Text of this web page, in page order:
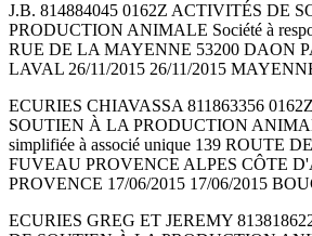
J.B. 814884045 0162Z ACTIVITÉS DE
PRODUCTION ANIMALE Société à
RUE DE LA MAYENNE 53200 DAON
LAVAL 26/11/2015 26/11/2015
ECURIES CHIAVASSA 811863356
SOUTIEN À LA PRODUCTION
simplifiée à associé unique 139 ROUTE
FUVEAU PROVENCE ALPES CÔTE
PROVENCE 17/06/2015 17/06/2015
ECURIES GREG ET JEREMY